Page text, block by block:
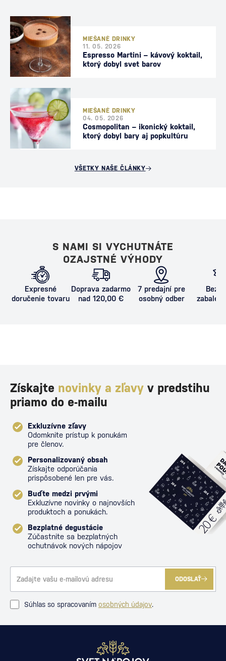
MIEŠANÉ DRINKY
11. 05. 2026
Espresso Martini – kávový koktail,
ktorý dobyl svet barov
MIEŠANÉ DRINKY
04. 05. 2026
Cosmopolitan – ikonický koktail,
ktorý dobyl bary aj popkultúru
VŠETKY NAŠE ČLÁNKY
S NAMI SI VYCHUTNÁTE
OZAJSTNÉ VÝHODY
Expresné
doručenie tovaru
Doprava zadarmo
nad 120,00 €
7 predajní pre
osobný odber
Získajte novinky a zľavy v predstihu
priamo do e-mailu
Exkluzívne zľavy
Odomknite prístup k ponukám
pre členov.
Personalizovaný obsah
Získajte odporúčania
prispôsobené len pre vás.
Buďte medzi prvými
Exkluzívne novinky o najnovších
produktoch a ponukách.
Bezplatné degustácie
Zúčastnite sa bezplatných
ochutnávok nových nápojov
ODOSLAŤ
Súhlas so spracovaním osobných údajov.